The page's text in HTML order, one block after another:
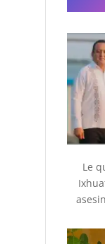
Le